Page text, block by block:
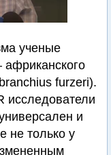
ученые
furzeri).
исследователи
и
не только у